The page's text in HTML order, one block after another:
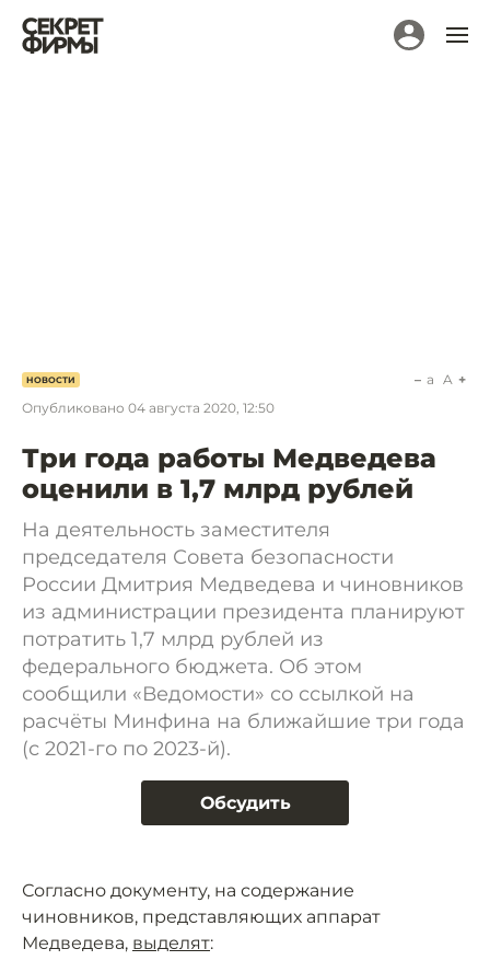
НОВОСТИ
Опубликовано 04 августа 2020, 12:50
a A
Три года работы Медведева
оценили в 1,7 млрд рублей
На деятельность заместителя
председателя Совета безопасности
России Дмитрия Медведева и чиновников
из администрации президента планируют
потратить 1,7 млрд рублей из
федерального бюджета. Об этом
сообщили «Ведомости» со ссылкой на
расчёты Минфина на ближайшие три года
(с 2021-го по 2023-й).
Обсудить
Согласно документу, на содержание
чиновников, представляющих аппарат
Медведева, выделят: